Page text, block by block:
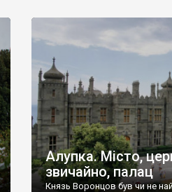
Алупка. Місто,
звичайно, палац
Князь Воронцов був чи не